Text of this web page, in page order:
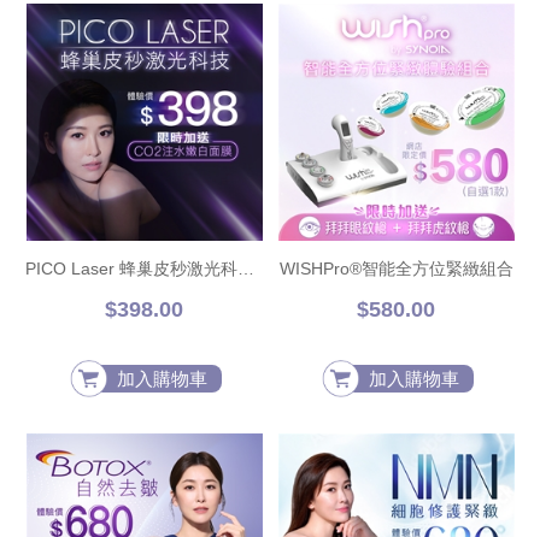
$398.00
加入購物車
WISHPro®智能全方位緊緻組合
$580.00
加入購物車